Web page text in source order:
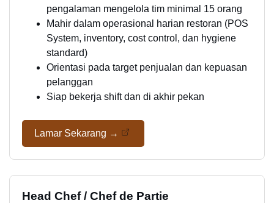
pengalaman mengelola tim minimal 15 orang
Mahir dalam operasional harian restoran (POS
System, inventory, cost control, dan hygiene
standard)
Orientasi pada target penjualan dan kepuasan
pelanggan
Siap bekerja shift dan di akhir pekan
Lamar Sekarang →
Head Chef / Chef de Partie